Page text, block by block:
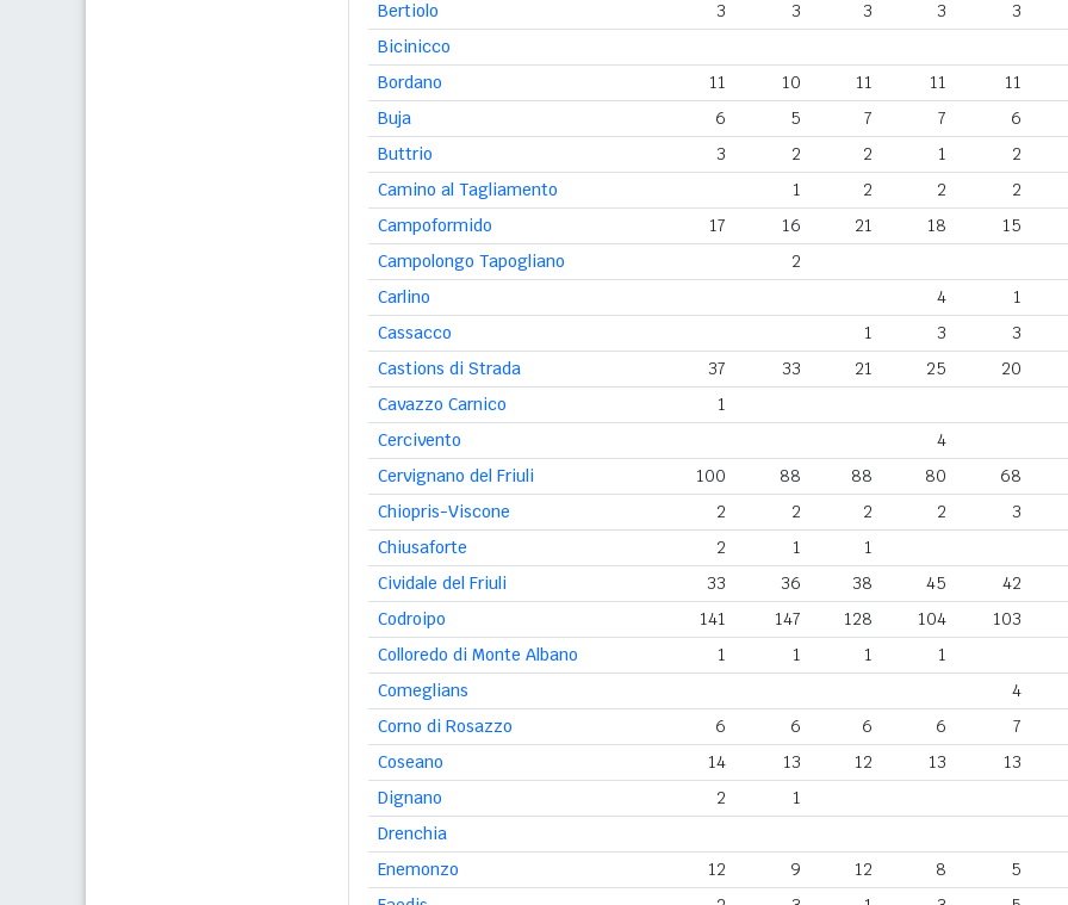
Bertiolo
3 3 3 3
3
Bicinicco
Bordano
11 10 11 11 11
Buja
6 5 7 7 6
Buttrio
3 2 2 1 2
Camino al Tagliamento
1 2 2 2
Campoformido
17 16 21 18 15
Campolongo Tapogliano
2
Carlino
4 1
Cassacco
1 3 3
Castions di Strada
37 33 21 25 20
Cavazzo Carnico
1
Cercivento
4
Cervignano del Friuli
100 88 88 80 68
Chiopris-Viscone
2 2 2 2 3
Chiusaforte
2 1
1
Cividale del Friuli
33 36 38 45 42
Codroipo
141 147 128 104 103
Colloredo di Monte Albano
1 1 1
1
Comeglians
4
Corno di Rosazzo
6 6 6 6 7
Coseano
14 13 12 13 13
Dignano
2 1
Drenchia
Enemonzo
12 9 12 8 5